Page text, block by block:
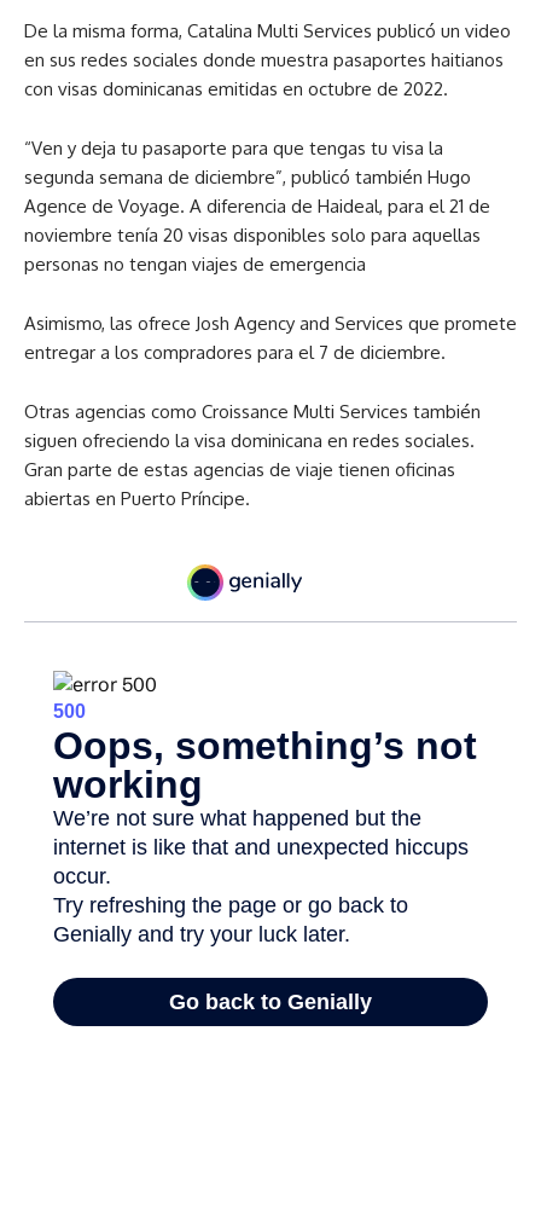
De la misma forma, Catalina Multi Services publicó un video
en sus redes sociales donde muestra pasaportes haitianos
con visas dominicanas emitidas en octubre de 2022.
“Ven y deja tu pasaporte para que tengas tu visa la
segunda semana de diciembre”, publicó también Hugo
Agence de Voyage. A diferencia de Haideal, para el 21 de
noviembre tenía 20 visas disponibles solo para aquellas
personas no tengan viajes de emergencia
Asimismo, las ofrece Josh Agency and Services que promete
entregar a los compradores para el 7 de diciembre.
Otras agencias como Croissance Multi Services también
siguen ofreciendo la visa dominicana en redes sociales.
Gran parte de estas agencias de viaje tienen oficinas
abiertas en Puerto Príncipe.